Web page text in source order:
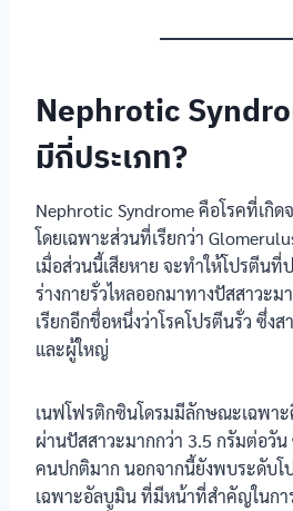
Nephrotic
มีกี่ประเภท?
Nephrotic Syndrome คือโรคที่เกิ
โดยเฉพาะส่วนที่เรียกว่า
เมื่อส่วนนี้เสียหาย จะทำให้โปรตีนที่
ร่างกายรั่วไหลออกมาทางปัสสาวะม
เรียกอีกชื่อหนึ่งว่าโรคโปรตีนรั่ว ซึ่งส
และผู้ใหญ่
เนฟโฟรติกซินโดรมมีลักษณะเฉพา
ผ่านปัสสาวะมากกว่า 3.5 กรัมต่อวั
คนปกติมาก นอกจากนี้ยังพบระดับโ
เฉพาะอัลบูมิน ที่มีหน้าที่สำคัญในกา